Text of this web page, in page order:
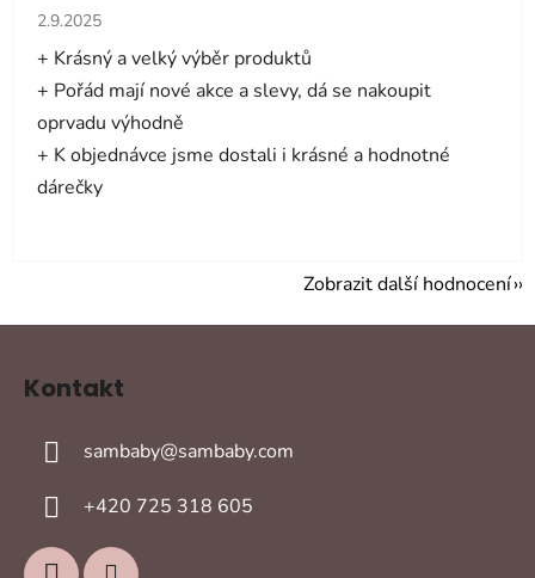
Hodnocení obchodu je 5 z 5 hvězdiček.
2.9.2025
+ Krásný a velký výběr produktů
+ Pořád mají nové akce a slevy, dá se nakoupit
oprvadu výhodně
+ K objednávce jsme dostali i krásné a hodnotné
dárečky
Zobrazit další hodnocení
Kontakt
sambaby@sambaby.com
+420 725 318 605